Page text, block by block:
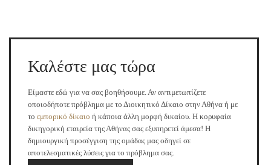
Καλέστε μας τώρα
Είμαστε εδώ για να σας βοηθήσουμε. Αν αντιμετωπίζετε
οποιοδήποτε πρόβλημα με το Διοικητικό Δίκαιο στην Αθήνα ή με
το εμπορικό δίκαιο ή κάποια άλλη μορφή δικαίου. Η κορυφαία
δικηγορική εταιρεία της Αθήνας σας εξυπηρετεί άμεσα! Η
δημιουργική προσέγγιση της ομάδας μας οδηγεί σε
αποτελεσματικές λύσεις για το πρόβλημα σας.